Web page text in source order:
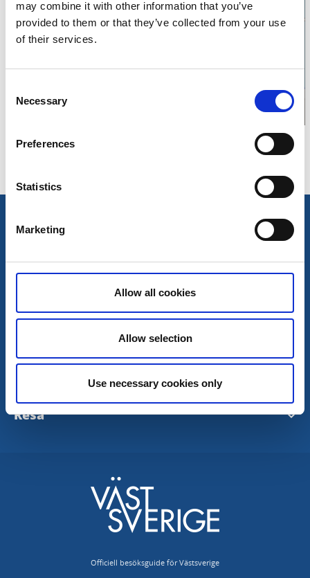
may combine it with other information that you’ve
provided to them or that they’ve collected from your use
of their services.
Selection
Necessary
Preferences
Statistics
Marketing
Allow all cookies
Allow selection
Use necessary cookies only
Klicka för karta och
Turistrådet Västsverige AB
Tipsa om evenemang
Turistrådet Västsverige AB
Planera
Tillgänglighetsguide - TD
Resa
Officiell besöksguide för Västsverige